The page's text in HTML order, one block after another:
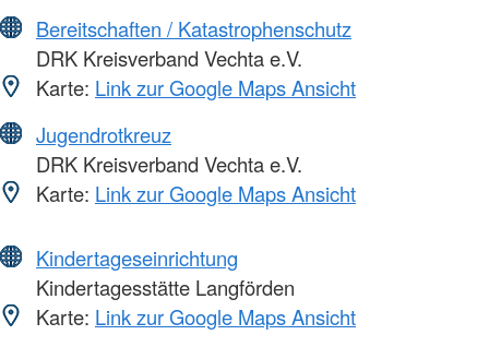
Bereitschaften / Katastrophenschutz
DRK Kreisverband Vechta e.V.
Karte: Link zur Google Maps Ansicht
Jugendrotkreuz
DRK Kreisverband Vechta e.V.
Karte: Link zur Google Maps Ansicht
Kindertageseinrichtung
Kindertagesstätte Langförden
Karte: Link zur Google Maps Ansicht